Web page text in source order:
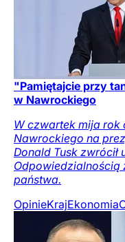
"Pamiętajcie przy
w Nawrockiego
W czwartek mija rok
Nawrockiego na
Donald Tusk zwrócił
Odpowiedzialnością
państwa.
OpinieKrajEkonomia